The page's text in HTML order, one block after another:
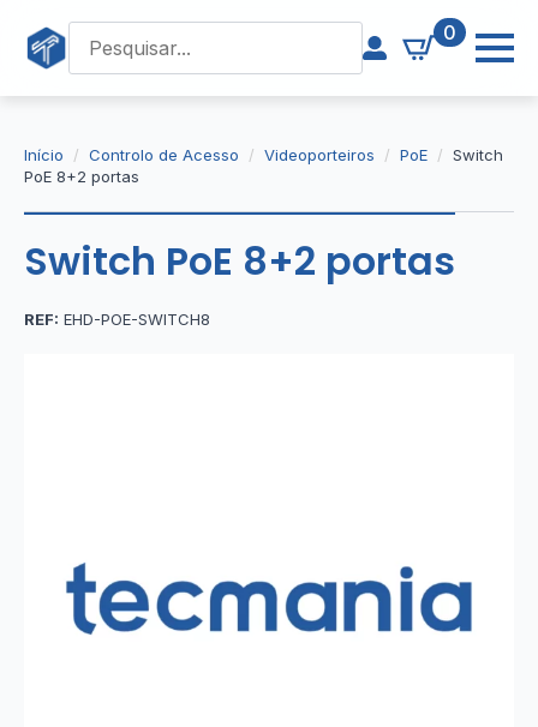
0
Início Controlo de Acesso Videoporteiros PoE
Switch
PoE 8+2 portas
Switch PoE 8+2 portas
REF: EHD-POE-SWITCH8